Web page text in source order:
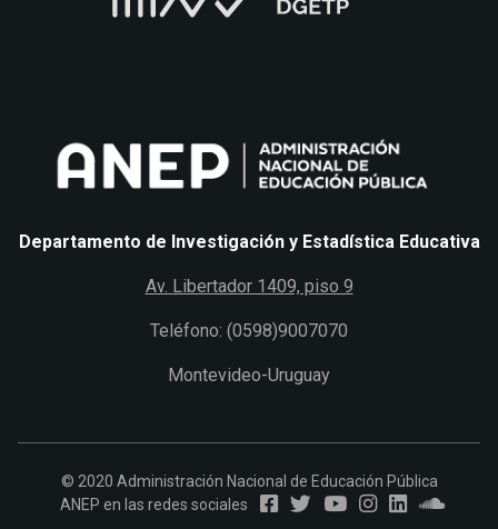
Departamento de Investigación y Estadística Educativa
Av. Libertador 1409, piso 9
Teléfono: (0598)9007070
Montevideo-Uruguay
© 2020 Administración Nacional de Educación Pública
ANEP en las redes sociales